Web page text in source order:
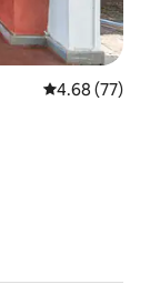
Calificación
4.68 (77)